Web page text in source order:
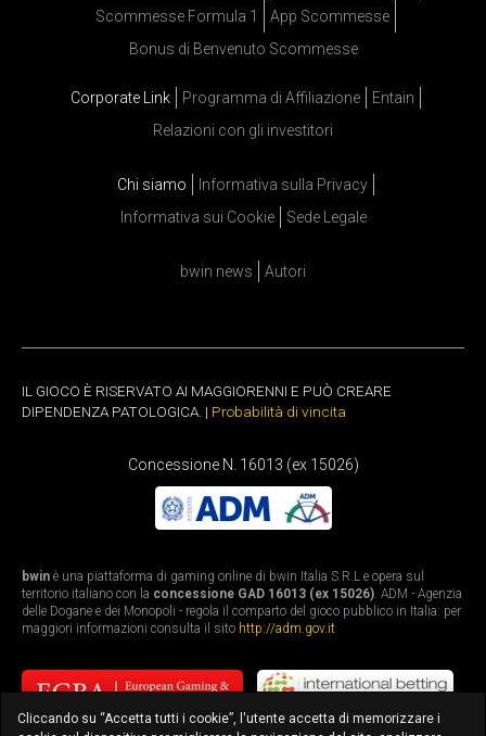
Scommesse Formula 1
App Scommesse
Bonus di Benvenuto Scommesse
Corporate Link Programma di Affiliazione
Entain
Relazioni con gli investitori
Chi siamo
Informativa sulla Privacy
Informativa sui Cookie
Sede Legale
bwin news Autori
IL GIOCO È RISERVATO AI MAGGIORENNI E PUÒ CREARE
DIPENDENZA PATOLOGICA. | Probabilità di vincita
Concessione N. 16013 (ex 15026)
bwin è una piattaforma di gaming online di bwin Italia S.R.L e opera sul
territorio italiano con la concessione GAD 16013 (ex 15026). ADM - Agenzia
delle Dogane e dei Monopoli - regola il comparto del gioco pubblico in Italia: per
maggiori informazioni consulta il sito http://adm.gov.it
Cliccando su “Accetta tutti i cookie”, l'utente accetta di memorizzare i